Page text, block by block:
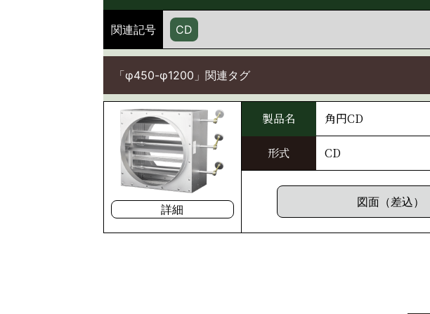
関連記号 CD
「φ450-φ1200」関連タグ
詳細
製品名 角円CD
形式 CD
図面（差込）